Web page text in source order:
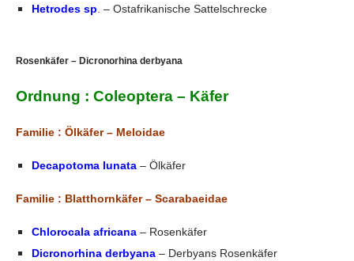
Hetrodes sp . – Ostafrikanische Sattelschrecke
Rosenkäfer – Dicronorhina derbyana
Ordnung : Coleoptera – Käfer
Familie : Ölkäfer – Meloidae
Decapotoma lunata – Ölkäfer
Familie : Blatthornkäfer – Scarabaeidae
Chlorocala africana – Rosenkäfer
Dicronorhina derbyana – Derbyans Rosenkäfer